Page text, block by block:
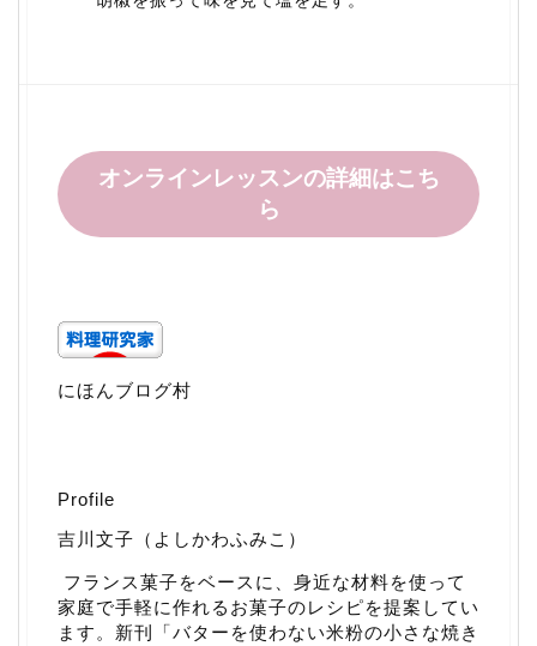
オンラインレッスンの詳細はこち
ら
にほんブログ村
Profile
吉川文子（よしかわふみこ）
フランス菓子をベースに、身近な材料を使って
家庭で手軽に作れるお菓子のレシピを提案してい
ます。新刊「バターを使わない米粉の小さな焼き